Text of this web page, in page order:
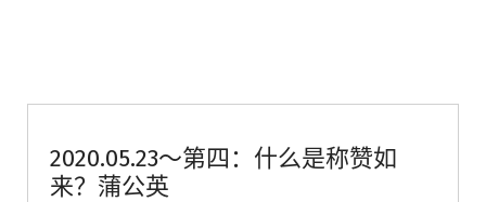
2020.05.23～第四：什么是称赞如
来？蒲公英